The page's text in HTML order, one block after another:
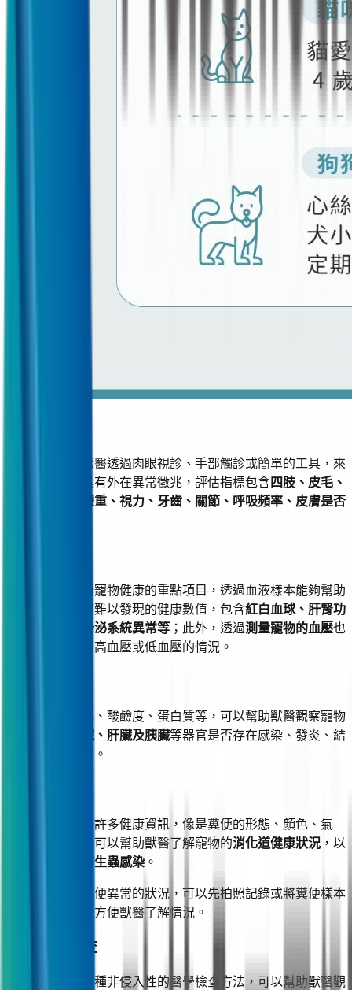
理學檢查是指獸醫透過肉眼視診、手部觸診或簡單的工具，來
判斷寵物是否具有外在異常徵兆，評估指標包含四肢、皮毛、
步態、體溫、體重、視力、牙齒、關節、呼吸頻率、皮膚是否
血液檢查是診斷寵物健康的重點項目，透過血液樣本能夠幫助
獸醫觀察到肉眼難以發現的健康數值，包含紅白血球、肝腎功
能、血糖及內分泌系統異常等 ；此外，透過測量寵物的血壓也
可判斷其是否有高血壓或低血壓的情況。
檢查尿液的顏色、酸鹼度、蛋白質等，可以幫助獸醫觀察寵物
泌尿道、腎臟、肝臟及胰臟等器官是否存在感染、發炎、結
石、腫瘤等問題。
寵物的糞便包含許多健康資訊，像是糞便的形態、顏色、氣
味、細菌等，都可以幫助獸醫了解寵物的消化道健康狀況 ，以
腸道寄生蟲感染 。
若發現寵物有排便異常的狀況，可以先拍照記錄或將糞便樣本
帶至寵物醫院，方便獸醫了解情況。
5. 影像學檢查
影像學檢查是一種非侵入性的醫學檢查方法，可以幫助獸醫觀